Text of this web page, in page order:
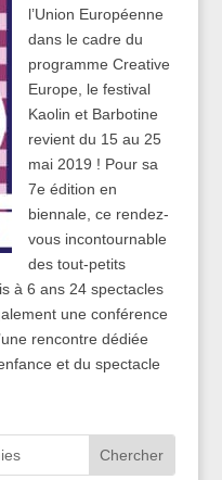
l’Union Européenne
dans le cadre du
programme Creative
Europe, le festival
Kaolin et Barbotine
revient du 15 au 25
mai 2019 ! Pour sa
7e édition en
biennale, ce rendez-
vous incontournable
des tout-petits
à 6 ans 24 spectacles
une conférence
rencontre dédiée
et du spectacle